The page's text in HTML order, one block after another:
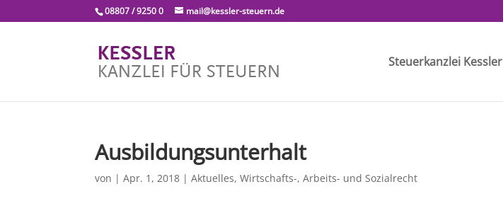
08807 / 9250 0 mail@kessler-steuern.de
Steuerkanzlei Kessler
Ausbildungsunterhalt
von |Apr. 1, 2018 |Aktuelles,Wirtschafts-, Arbeits- und Sozialrecht